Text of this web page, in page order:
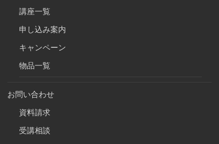
講座一覧
申し込み案内
キャンペーン
物品一覧
お問い合わせ
資料請求
受講相談